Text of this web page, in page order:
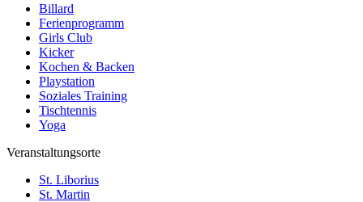
Billard
Ferienprogramm
Girls Club
Kicker
Kochen & Backen
Playstation
Soziales Training
Tischtennis
Yoga
Veranstaltungsorte
St. Liborius
St. Martin